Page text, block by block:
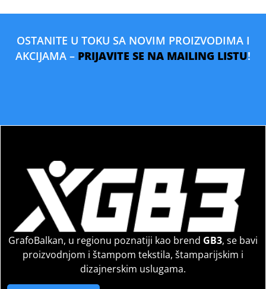
OSTANITE U TOKU SA NOVIM PROIZVODIMA I
AKCIJAMA – PRIJAVITE SE NA MAILING LISTU!
GrafoBalkan, u regionu poznatiji kao brend GB3, se bavi
proizvodnjom i štampom tekstila, štamparijskim i
dizajnerskim uslugama.